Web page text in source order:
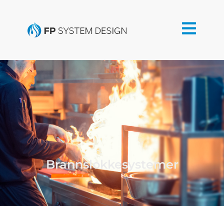
Brannslokkesystemer